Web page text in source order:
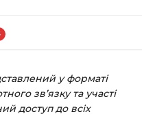
— натисніть
та пароль).
(більше 8
у форматі
зв’язку та участі
доступ до всіх